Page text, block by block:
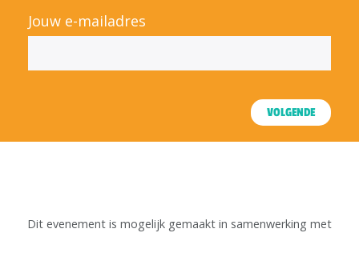
Jouw e-mailadres
VOLGENDE
Dit evenement is mogelijk gemaakt in samenwerking met